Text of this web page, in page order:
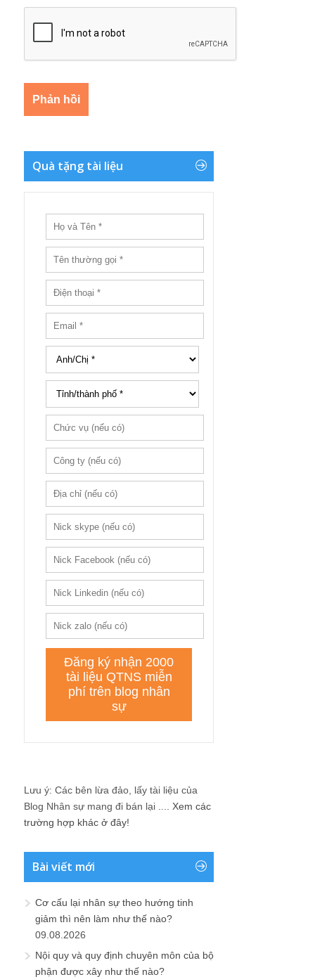
Quà tặng tài liệu
Lưu ý: Các bên lừa đảo, lấy tài liệu của
Blog Nhân sự mang đi bán lại .... Xem các
trường hợp khác ở đây!
Bài viết mới
Cơ cấu lại nhân sự theo hướng tinh
giảm thì nên làm như thế nào?
09.08.2026
Nội quy và quy định chuyên môn của bộ
phận được xây như thế nào?